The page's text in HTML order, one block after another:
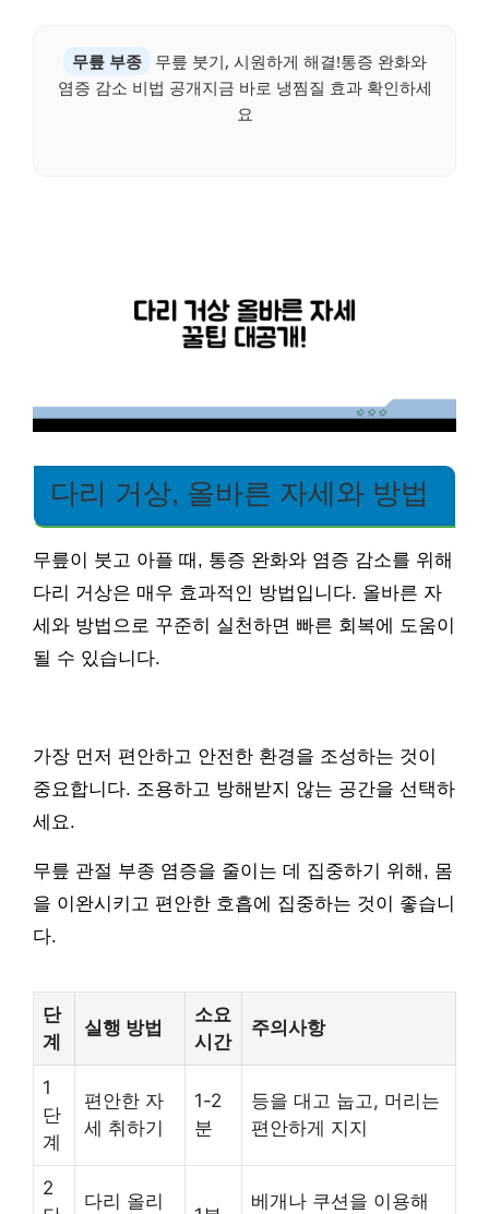
무릎 부종
무릎 붓기, 시원하게 해결!통증 완화와
염증 감소 비법 공개지금 바로 냉찜질 효과 확인하세
요
다리 거상, 올바른 자세와 방법
무릎이 붓고 아플 때, 통증 완화와 염증 감소를 위해
다리 거상은 매우 효과적인 방법입니다. 올바른 자
세와 방법으로 꾸준히 실천하면 빠른 회복에 도움이
될 수 있습니다.
가장 먼저 편안하고 안전한 환경을 조성하는 것이
중요합니다. 조용하고 방해받지 않는 공간을 선택하
세요.
무릎 관절 부종 염증을 줄이는 데 집중하기 위해, 몸
을 이완시키고 편안한 호흡에 집중하는 것이 좋습니
다.
단
계
실행 방법
소요
시간
주의사항
1
단
계
편안한 자
세 취하기
1-2
분
등을 대고 눕고, 머리는
편안하게 지지
2
다리 올리 베개나 쿠션을 이용해